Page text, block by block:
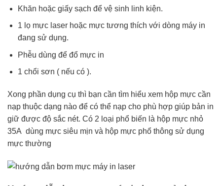
Khăn hoặc giấy sạch để vệ sinh linh kiện.
1 lọ mực laser hoặc mực tương thích với dòng máy in
đang sử dụng.
Phễu dùng để đổ mực in
1 chổi sơn ( nếu có ).
Xong phần dụng cụ thì bạn cần tìm hiểu xem hộp mực cần
nạp thuộc dạng nào để có thể nạp cho phù hợp giúp bản in
giữ được độ sắc nét. Có 2 loại phổ biến là hộp mực nhỏ
35A dùng mực siêu mịn và hộp mực phổ thông sử dụng
mực thường